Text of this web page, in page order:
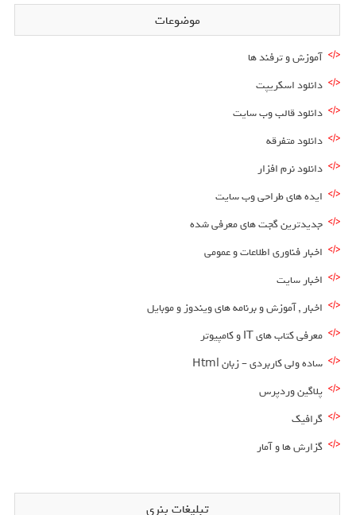
موضوعات
آموزش و ترفند ها
دانلود اسکریپت
دانلود قالب وب سایت
دانلود متفرقه
دانلود نرم افزار
ایده های طراحی وب سایت
جدیدترین گجت های معرفی شده
اخبار فناوری اطلاعات و عمومی
اخبار سایت
اخبار , آموزش و برنامه های ویندوز و موبایل
معرفی کتاب های IT و کامپیوتر
ساده ولی کاربردی – زبان Html
پلاگین وردپرس
گرافیک
گزارش ها و آمار
تبلیغات بنری